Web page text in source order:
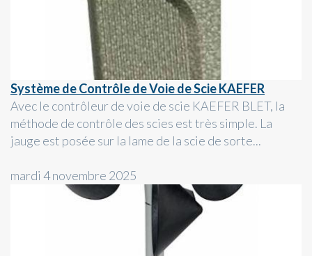
Système de Contrôle de Voie de Scie KAEFER
Avec le contrôleur de voie de scie KAEFER BLET, la
méthode de contrôle des scies est très simple. La
jauge est posée sur la lame de la scie de sorte...
mardi 4 novembre 2025